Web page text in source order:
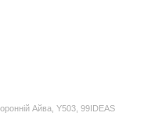
Айва, Y503, 99IDEAS